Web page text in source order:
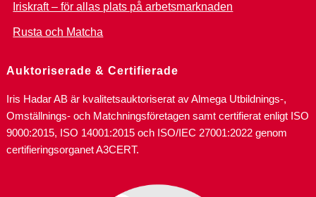
Iriskraft – för allas plats på arbetsmarknaden
Rusta och Matcha
Auktoriserade & Certifierade
Iris Hadar AB är kvalitetsauktoriserat av Almega Utbildnings-,
Omställnings- och Matchningsföretagen samt certifierat enligt ISO
9000:2015, ISO 14001:2015 och ISO/IEC 27001:2022 genom
certifieringsorganet A3CERT.